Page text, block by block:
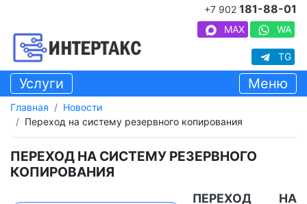
+7 902 181-88-01
MAX WA
TG
Услуги Меню
Главная
Новости
Переход на систему резервного копирования
ПЕРЕХОД НА СИСТЕМУ РЕЗЕРВНОГО
КОПИРОВАНИЯ
ПЕРЕХОД НА